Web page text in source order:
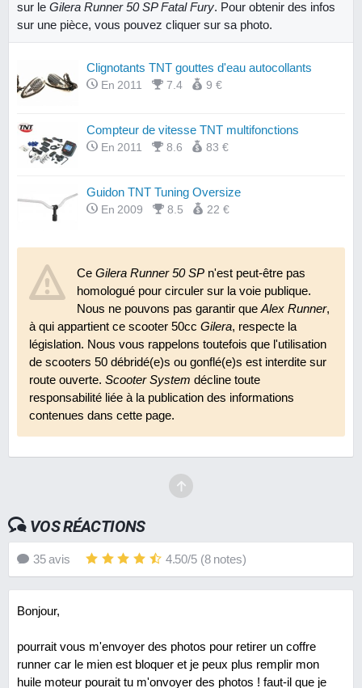
sur le Gilera Runner 50 SP Fatal Fury. Pour obtenir des infos
sur une pièce, vous pouvez cliquer sur sa photo.
Clignotants TNT gouttes d'eau autocollants
En 2011 7.4 9 €
Compteur de vitesse TNT multifonctions
En 2011 8.6 83 €
Guidon TNT Tuning Oversize
En 2009 8.5 22 €
En 2011 7.0 N.C.
Rehausse de suspension TNT aluminium
En 2010 7.8 16 €
CeGilera Runner 50 SP n'est peut-être pas
homologué pour circuler sur la voie publique.
Nous ne pouvons pas garantir queAlex Runner,
à qui appartient ce scooter 50cc Gilera, respecte la
législation. Nous vous rappelons toutefois que l'utilisation
de scooters 50 débridé(e)s ou gonflé(e)s est interdite sur
route ouverte. Scooter System décline toute
responsabilité liée à la publication des informations
contenues dans cette page.
VOS RÉACTIONS
35avis 4.50/5(8notes)
Bonjour,
pourrait vous m'envoyer des photos pour retirer un coffre
runner car le mien est bloquer et je peux plus remplir mon
huile moteur pourait tu m'onvoyer des photos ! faut-il que je